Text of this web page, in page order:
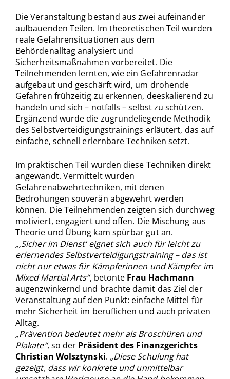
Die Veranstaltung bestand aus zwei aufeinander
aufbauenden Teilen. Im theoretischen Teil wurden
reale Gefahrensituationen aus dem
Behördenalltag analysiert und
Sicherheitsmaßnahmen vorbereitet. Die
Teilnehmenden lernten, wie ein Gefahrenradar
aufgebaut und geschärft wird, um drohende
Gefahren frühzeitig zu erkennen, deeskalierend zu
handeln und sich – notfalls – selbst zu schützen.
Ergänzend wurde die zugrundeliegende Methodik
des Selbstverteidigungstrainings erläutert, das auf
einfache, schnell erlernbare Techniken setzt.
Im praktischen Teil wurden diese Techniken direkt
angewandt. Vermittelt wurden
Gefahrenabwehrtechniken, mit denen
Bedrohungen souverän abgewehrt werden
können. Die Teilnehmenden zeigten sich durchweg
motiviert, engagiert und offen. Die Mischung aus
Theorie und Übung kam spürbar gut an.
„‚Sicher im Dienst‘ eignet sich auch für leicht zu
erlernendes Selbstverteidigungstraining – das ist
nicht nur etwas für Kämpferinnen und Kämpfer im
Mixed Martial Arts“, betonte Frau Hachmann
augenzwinkernd und brachte damit das Ziel der
Veranstaltung auf den Punkt: einfache Mittel für
mehr Sicherheit im beruflichen und auch privaten
Alltag.
„Prävention bedeutet mehr als Broschüren und
Plakate“, so der Präsident des Finanzgerichts
Christian Wolsztynski. „Diese Schulung hat
gezeigt, dass wir konkrete und unmittelbar